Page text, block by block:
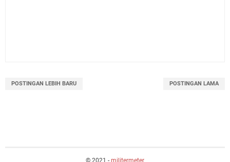
POSTINGAN LEBIH BARU POSTINGAN LAMA
© 2021 - militermeter